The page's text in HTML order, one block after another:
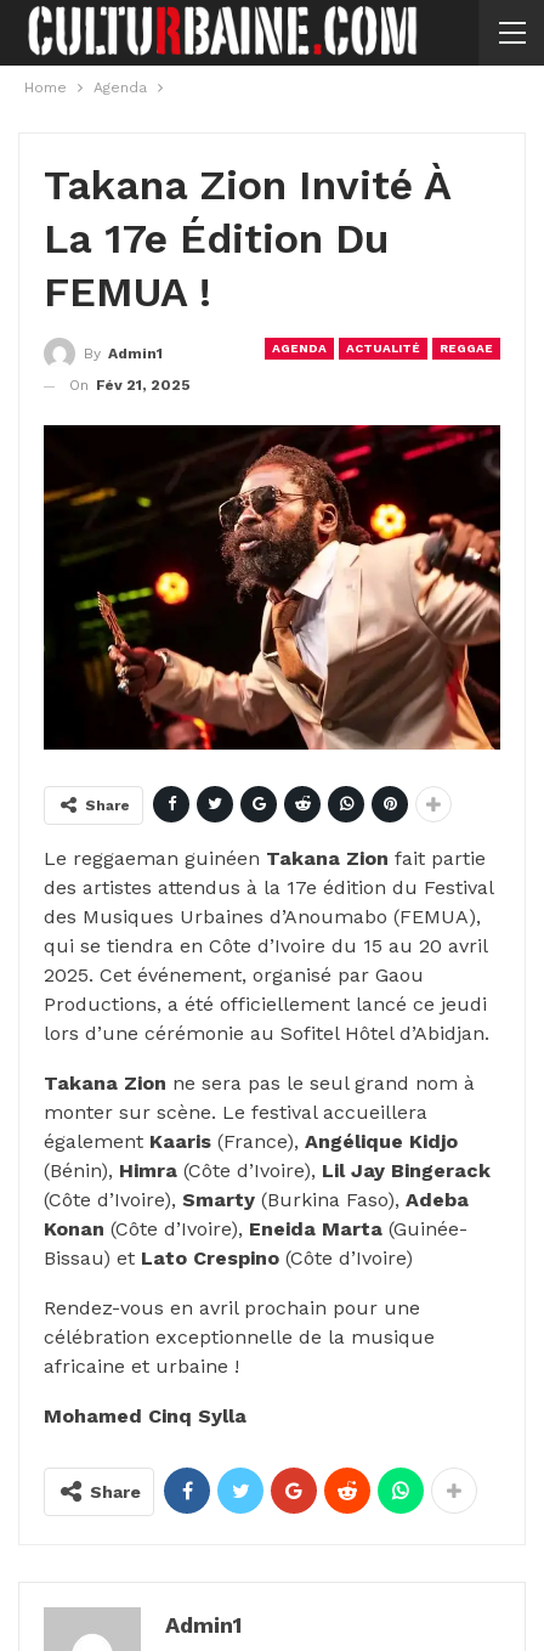
Home Agenda
Takana Zion Invité À
La 17e Édition Du
FEMUA !
AGENDA ACTUALITÉ REGGAE
By Admin1
On Fév 21, 2025
Share
Le reggaeman guinéen Takana Zion fait partie
des artistes attendus à la 17e édition du Festival
des Musiques Urbaines d’Anoumabo (FEMUA),
qui se tiendra en Côte d’Ivoire du 15 au 20 avril
2025. Cet événement, organisé par Gaou
Productions, a été officiellement lancé ce jeudi
lors d’une cérémonie au Sofitel Hôtel d’Abidjan.
Takana Zion ne sera pas le seul grand nom à
monter sur scène. Le festival accueillera
également Kaaris (France), Angélique Kidjo
(Bénin), Himra (Côte d’Ivoire), Lil Jay Bingerack
(Côte d’Ivoire), Smarty (Burkina Faso), Adeba
Konan (Côte d’Ivoire), Eneida Marta (Guinée-
Bissau) et Lato Crespino (Côte d’Ivoire)
Rendez-vous en avril prochain pour une
célébration exceptionnelle de la musique
africaine et urbaine !
Mohamed Cinq Sylla
Share
Admin1